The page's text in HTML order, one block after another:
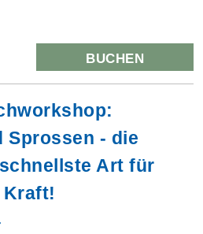
BUCHEN
Sprossen - die
Art für
Kraft!